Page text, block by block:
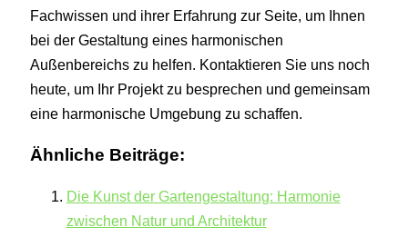
Fachwissen und ihrer Erfahrung zur Seite, um Ihnen
bei der Gestaltung eines harmonischen
Außenbereichs zu helfen. Kontaktieren Sie uns noch
heute, um Ihr Projekt zu besprechen und gemeinsam
eine harmonische Umgebung zu schaffen.
Ähnliche Beiträge:
Die Kunst der Gartengestaltung: Harmonie
zwischen Natur und Architektur